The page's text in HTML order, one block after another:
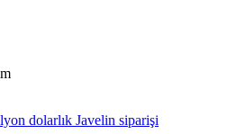
dolarlık Javelin siparişi